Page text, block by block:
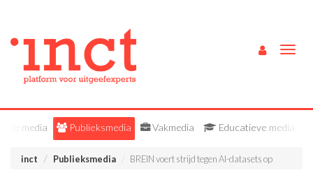
Alle media Publieksmedia Vakmedia Educatieve media
inct Publieksmedia BREIN voert strijd tegen AI-datasets op